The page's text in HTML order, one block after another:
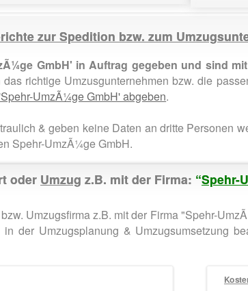
zur Spedition bzw. zum
GmbH' in Auftrag gegeben und sind
richtige Umzusgunternehmen bzw. die
UmzÃ¼ge GmbH' abgeben.
& geben keine Daten an dritte Personen
Spehr-UmzÃ¼ge GmbH.
oder Umzug z.B. mit der Firma: “Spehr-
Umzugsfirma z.B. mit der Firma "Spehr-
der Umzugsplanung & Umzugsumsetzung